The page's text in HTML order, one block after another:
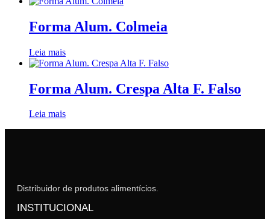
Forma Alum. Colmeia
Leia mais
Forma Alum. Crespa Alta F. Falso
Leia mais
Distribuidor de produtos alimentícios.
INSTITUCIONAL